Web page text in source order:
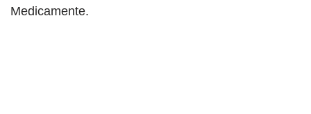
Medicamente.